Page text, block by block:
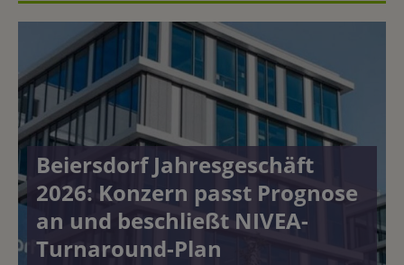
Beiersdorf Jahresgeschäft
2026: Konzern passt Prognose
an und beschließt NIVEA-
Turnaround-Plan